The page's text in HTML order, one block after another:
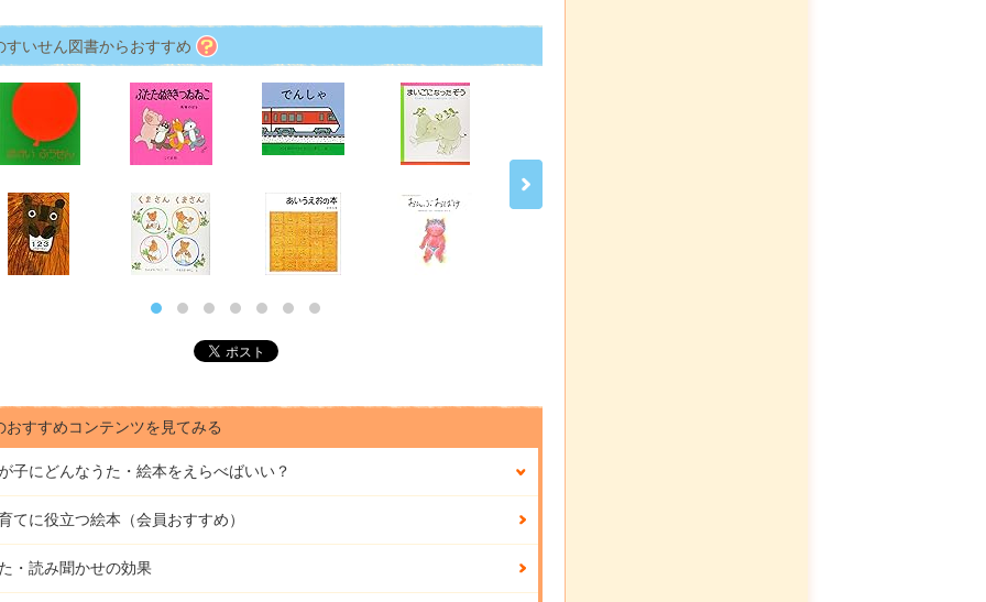
すいせん図書からおすすめ
おすすめコンテンツを見てみる
子にどんなうた・絵本をえらべばいい？
てに役立つ絵本（会員おすすめ）
・読み聞かせの効果